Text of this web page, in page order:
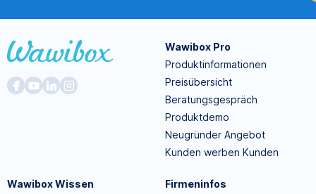
Wawibox Pro
Produktinformationen
Preisübersicht
Beratungsgespräch
Produktdemo
Neugründer Angebot
Kunden werben Kunden
Wawibox Wissen
Firmeninfos